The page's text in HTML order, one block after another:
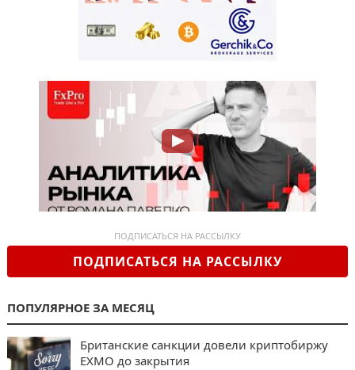
ПОДПИСАТЬСЯ НА РАССЫЛКУ
ПОДПИСАТЬСЯ НА РАССЫЛКУ
ПОПУЛЯРНОЕ ЗА МЕСЯЦ
Британские санкции довели криптобиржу
EXMO до закрытия